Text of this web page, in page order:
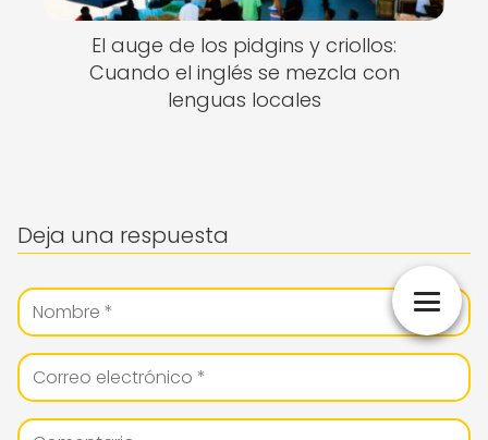
El auge de los pidgins y criollos:
Cuando el inglés se mezcla con
lenguas locales
Deja una respuesta